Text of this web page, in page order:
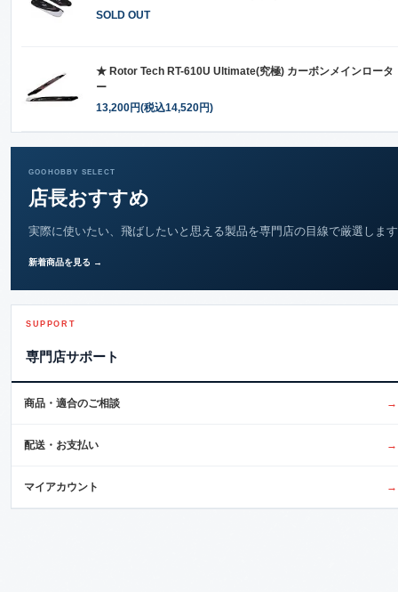
SOLD OUT
★ Rotor Tech RT-610U Ultimate(究極) カーボンメインロータ
ー
13,200円(税込14,520円)
GOOHOBBY SELECT
店長おすすめ
実際に使いたい、飛ばしたいと思える製品を専門店の目線で厳選しま
新着商品を見る →
SUPPORT
専門店サポート
商品・適合のご相談 →
配送・お支払い →
マイアカウント →